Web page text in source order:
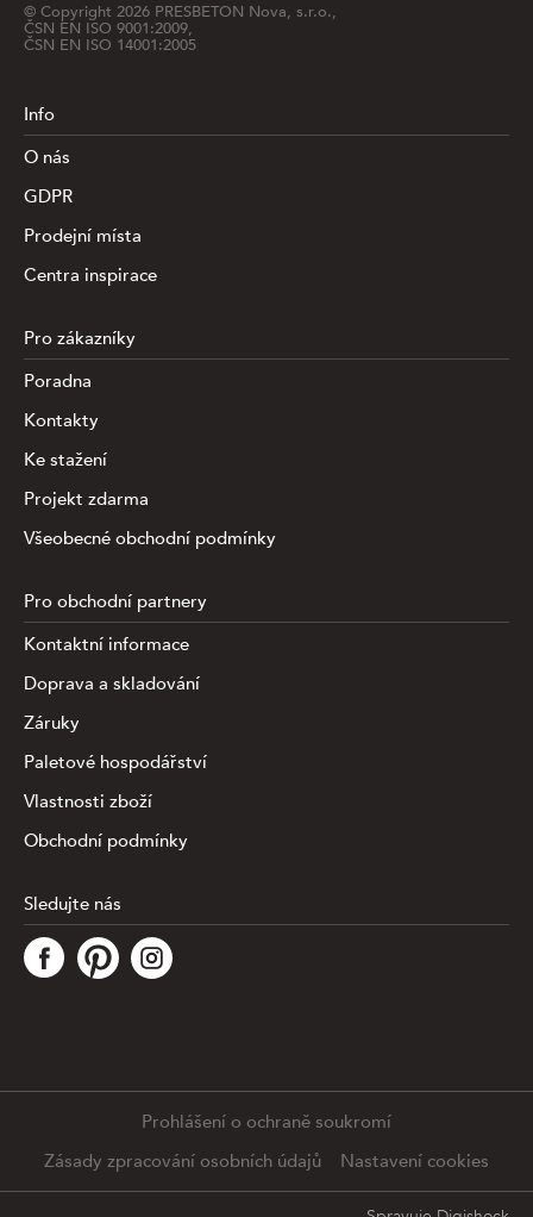
Tato stránka využívá soubory cookies ke shromažďování a
analýze informací o výkonu a používání webu, zajištění
fungování funkcí ze sociálních médií a ke zlepšení a
Podrobné nastavení Souhlasím se všemi cookies
© Copyright 2026 PRESBETON Nova, s.r.o.,
ČSN EN ISO 9001:2009,
ČSN EN ISO 14001:2005
Info
O nás
GDPR
Prodejní místa
Centra inspirace
Pro zákazníky
Poradna
Kontakty
Ke stažení
Projekt zdarma
Všeobecné obchodní podmínky
Pro obchodní partnery
Kontaktní informace
Doprava a skladování
Záruky
Paletové hospodářství
Vlastnosti zboží
Obchodní podmínky
Sledujte nás
Prohlášení o ochraně soukromí
Zásady zpracování osobních údajů
Nastavení cookies